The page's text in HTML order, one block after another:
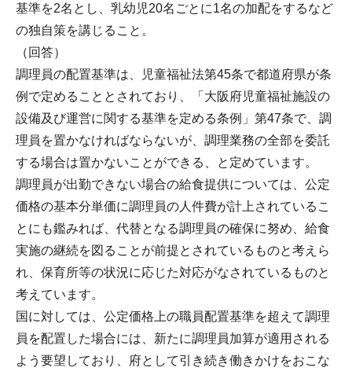
基準を2名とし、乳幼児20名ごとに1名の加配をするなど
の独自策を講じること。
（回答）
調理員の配置基準は、児童福祉法第45条で都道府県が条
例で定めることとされており、「大阪府児童福祉施設の
設備及び運営に関する基準を定める条例」第47条で、調
理員を置かなければならないが、調理業務の全部を委託
する場合は置かないことができる、と定めています。
調理員が出勤できない場合の給食提供については、公定
価格の基本分単価に調理員の人件費が計上されているこ
とにも鑑みれば、代替となる調理員の確保に努め、給食
実施の継続を図ることが前提とされているものと考えら
れ、保育所等の状況に応じた対応がなされているものと
考えています。
国に対しては、公定価格上の職員配置基準を超えて調理
員を配置した場合には、新たに調理員加算が適用される
よう要望しており、府として引き続き働きかけをおこな